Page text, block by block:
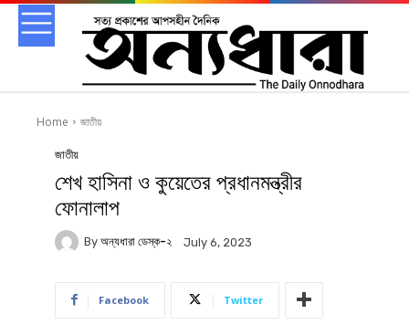
Home জাতীয়
জাতীয়
শেখ হাসিনা ও কুয়েতের প্রধানমন্ত্রীর
ফোনালাপ
By অন্যধারা ডেস্ক-২ July 6, 2023
Facebook Twitter